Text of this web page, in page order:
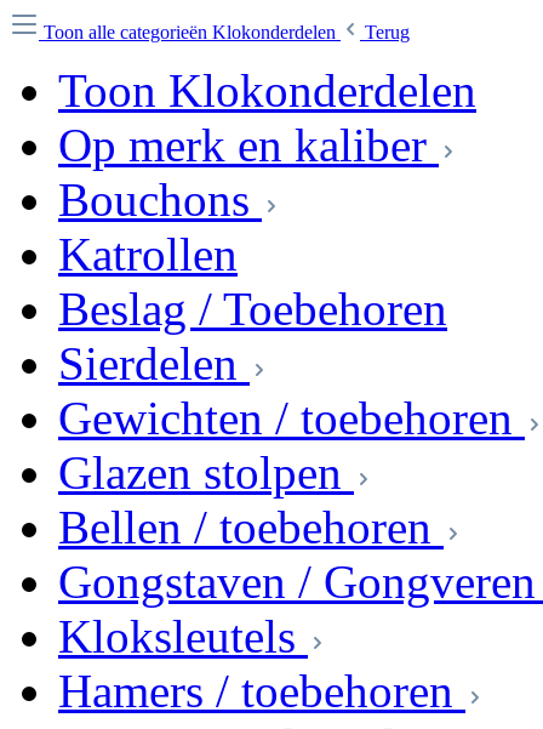
Toon alle categorieën Klokonderdelen Terug
Toon Klokonderdelen
Op merk en kaliber
Bouchons
Katrollen
Beslag / Toebehoren
Sierdelen
Gewichten / toebehoren
Glazen stolpen
Bellen / toebehoren
Gongstaven / Gongveren
Kloksleutels
Hamers / toebehoren